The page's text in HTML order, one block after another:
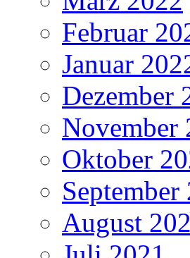
Februar
Januar
Dezember
November
Oktober
September
August